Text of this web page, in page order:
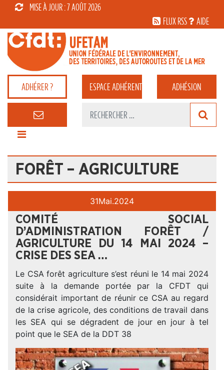
MISE À JOUR : 7 AOÛT 2026
FLUX RSS
AIDE
ADHÉRER ? ESPACEADHÉRENT ADHÉSION
FORÊT – AGRICULTURE
31Mai.2024
COMITÉ SOCIAL
D’ADMINISTRATION FORÊT /
AGRICULTURE DU 14 MAI 2024 –
CRISE DES SEA …
Le CSA forêt agriculture s’est réuni le 14 mai 2024
suite à la demande portée par la CFDT qui
considérait important de réunir ce CSA au regard
de la crise agricole, des conditions de travail dans
les SEA qui se dégradent de jour en jour à tel
point que le SEA de la DDT 38